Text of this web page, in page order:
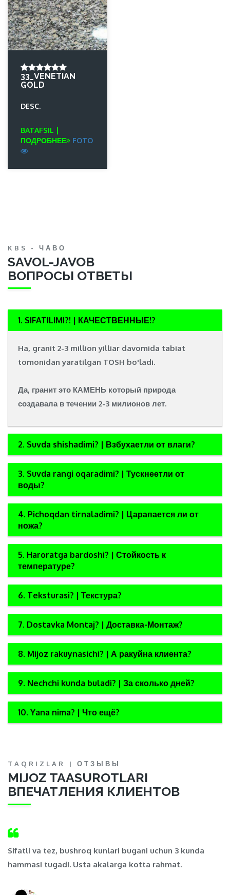
33_VENETIAN
GOLD
DESC.
BATAFSIL |
ПОДРОБНЕЕ
FOTO
KBS - ЧАВО
SAVOL-JAVOB
ВОПРОСЫ ОТВЕТЫ
1. SIFATILIMI?! | КАЧЕСТВЕННЫЕ!?
Ha, granit 2-3 million yilliar davomida tabiat
tomonidan yaratilgan TOSH bo'ladi.
Да, гранит это КАМЕНЬ который природа
создавала в течении 2-3 милионов лет.
2. Suvda shishadimi? | Взбухаетли от влаги?
3. Suvda rangi oqaradimi? | Тускнеетли от
воды?
4. Pichoqdan tirnaladimi? | Царапается ли от
ножа?
5. Haroratga bardoshi? | Стойкость к
температуре?
6. Teksturasi? | Текстура?
7. Dostavka Montaj? | Доставка-Монтаж?
8. Mijoz rakuynasichi? | А ракуйна клиента?
9. Nechchi kunda buladi? | За сколько дней?
10. Yana nima? | Что ещё?
TAQRIZLAR | ОТЗЫВЫ
MIJOZ TAASUROTLARI
ВПЕЧАТЛЕНИЯ КЛИЕНТОВ
Sifatli va tez, bushroq kunlari bugani uchun 3 kunda
hammasi tugadi. Usta akalarga kotta rahmat.